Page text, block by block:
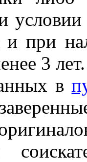
и при
3 лет.
в